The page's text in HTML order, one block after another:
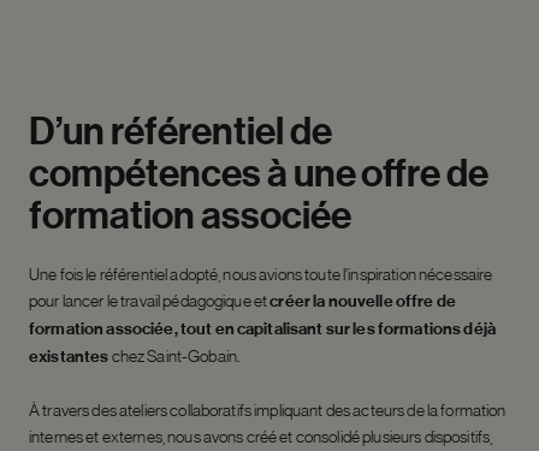
D’unréférentielde
compétencesàuneoffrede
formationassociée
Une fois le référentiel adopté, nous avions toute l’inspiration nécessaire
pour lancer le travail pédagogique etcréer la nouvelle offre de
formation associée, tout en capitalisant sur les formations déjà
existanteschez Saint-Gobain.
À travers des ateliers collaboratifs impliquant des acteurs de la formation
internes et externes, nous avons créé et consolidé plusieurs dispositifs,